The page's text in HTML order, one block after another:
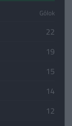
Gólok
22
19
15
14
12